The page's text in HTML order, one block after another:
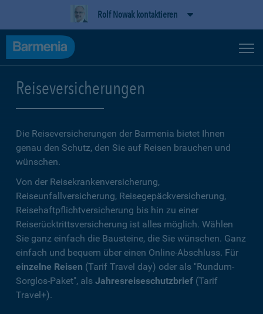
Rolf Nowak kontaktieren
Reiseversicherungen
Die Reiseversicherungen der Barmenia bietet Ihnen
genau den Schutz, den Sie auf Reisen brauchen und
wünschen.
Von der Reisekrankenversicherung,
Reiseunfallversicherung, Reisegepäckversicherung,
Reisehaftpflichtversicherung bis hin zu einer
Reiserücktrittsversicherung ist alles möglich. Wählen
Sie ganz einfach die Bausteine, die Sie wünschen. Ganz
einfach und bequem über einen Online-Abschluss. Für
einzelne Reisen (Tarif Travel day) oder als "Rundum-
Sorglos-Paket", als Jahresreiseschutzbrief (Tarif
Travel+).